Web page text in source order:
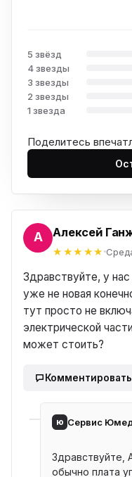
5 звёзд
4 звезды
3 звезды
2 звезды
1 звезда
Поделитесь
Алексей
Здравствуйте, у
уже не новая
тут просто не
электрической
может стоить?
Комментировать
ю Сервис
Здравствуйте,
обычно плата